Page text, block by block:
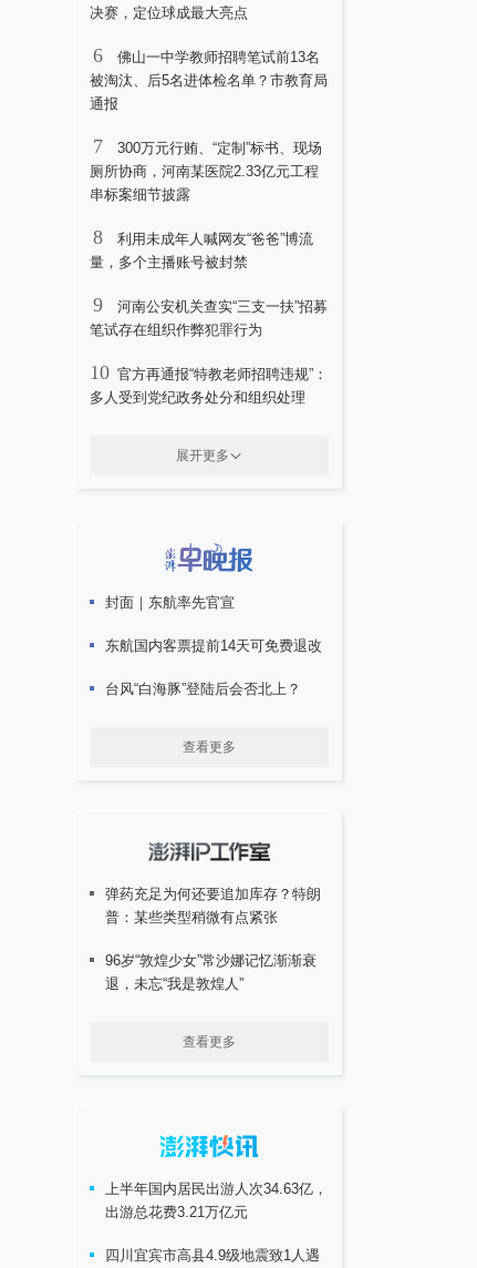
决赛，定位球成最大亮点
6
佛山一中学教师招聘笔试前13名
被淘汰、后5名进体检名单？市教育局
通报
7
300万元行贿、“定制”标书、现场
厕所协商，河南某医院2.33亿元工程
串标案细节披露
8
利用未成年人喊网友“爸爸”博流
量，多个主播账号被封禁
9
河南公安机关查实“三支一扶”招募
笔试存在组织作弊犯罪行为
10 官方再通报“特教老师招聘违规”：
多人受到党纪政务处分和组织处理
展开更多
封面｜东航率先官宣
东航国内客票提前14天可免费退改
台风“白海豚”登陆后会否北上？
查看更多
弹药充足为何还要追加库存？特朗
普：某些类型稍微有点紧张
96岁“敦煌少女”常沙娜记忆渐渐衰
退，未忘“我是敦煌人”
查看更多
上半年国内居民出游人次34.63亿，
出游总花费3.21万亿元
四川宜宾市高县4.9级地震致1人遇